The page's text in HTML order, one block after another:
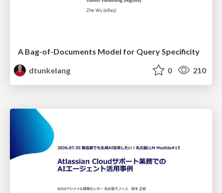
A Bag-of-Documents Model for Query Specificity
dtunkelang
0 210